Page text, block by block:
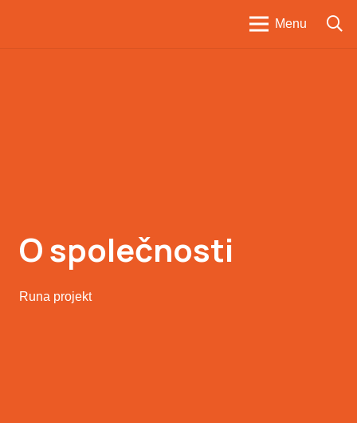
Menu
O společnosti
Runa projekt